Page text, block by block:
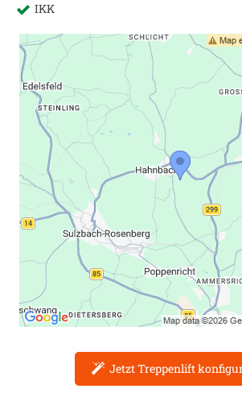
IKK
Jetzt Treppenlift